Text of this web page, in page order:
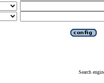
Search